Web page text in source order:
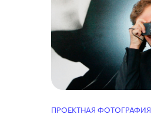
ПРОЕКТНАЯ ФОТОГРАФИЯ